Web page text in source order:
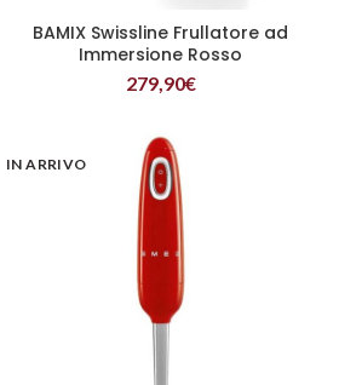
LEGGI TUTTO
BAMIX Swissline Frullatore ad
Immersione Rosso
279,90€
IN ARRIVO